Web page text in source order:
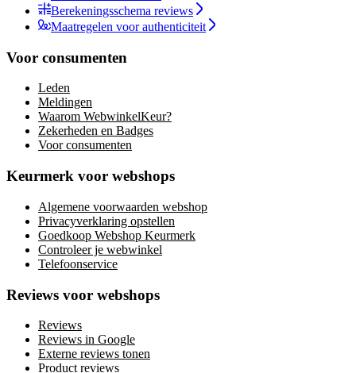
Berekeningsschema reviews
Maatregelen voor authenticiteit
Voor consumenten
Leden
Meldingen
Waarom WebwinkelKeur?
Zekerheden en Badges
Voor consumenten
Keurmerk voor webshops
Algemene voorwaarden webshop
Privacyverklaring opstellen
Goedkoop Webshop Keurmerk
Controleer je webwinkel
Telefoonservice
Reviews voor webshops
Reviews
Reviews in Google
Externe reviews tonen
Product reviews